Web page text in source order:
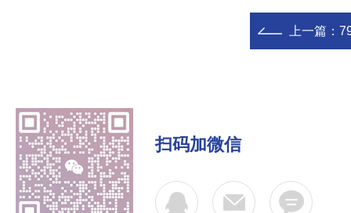
上一篇：
扫码加微信